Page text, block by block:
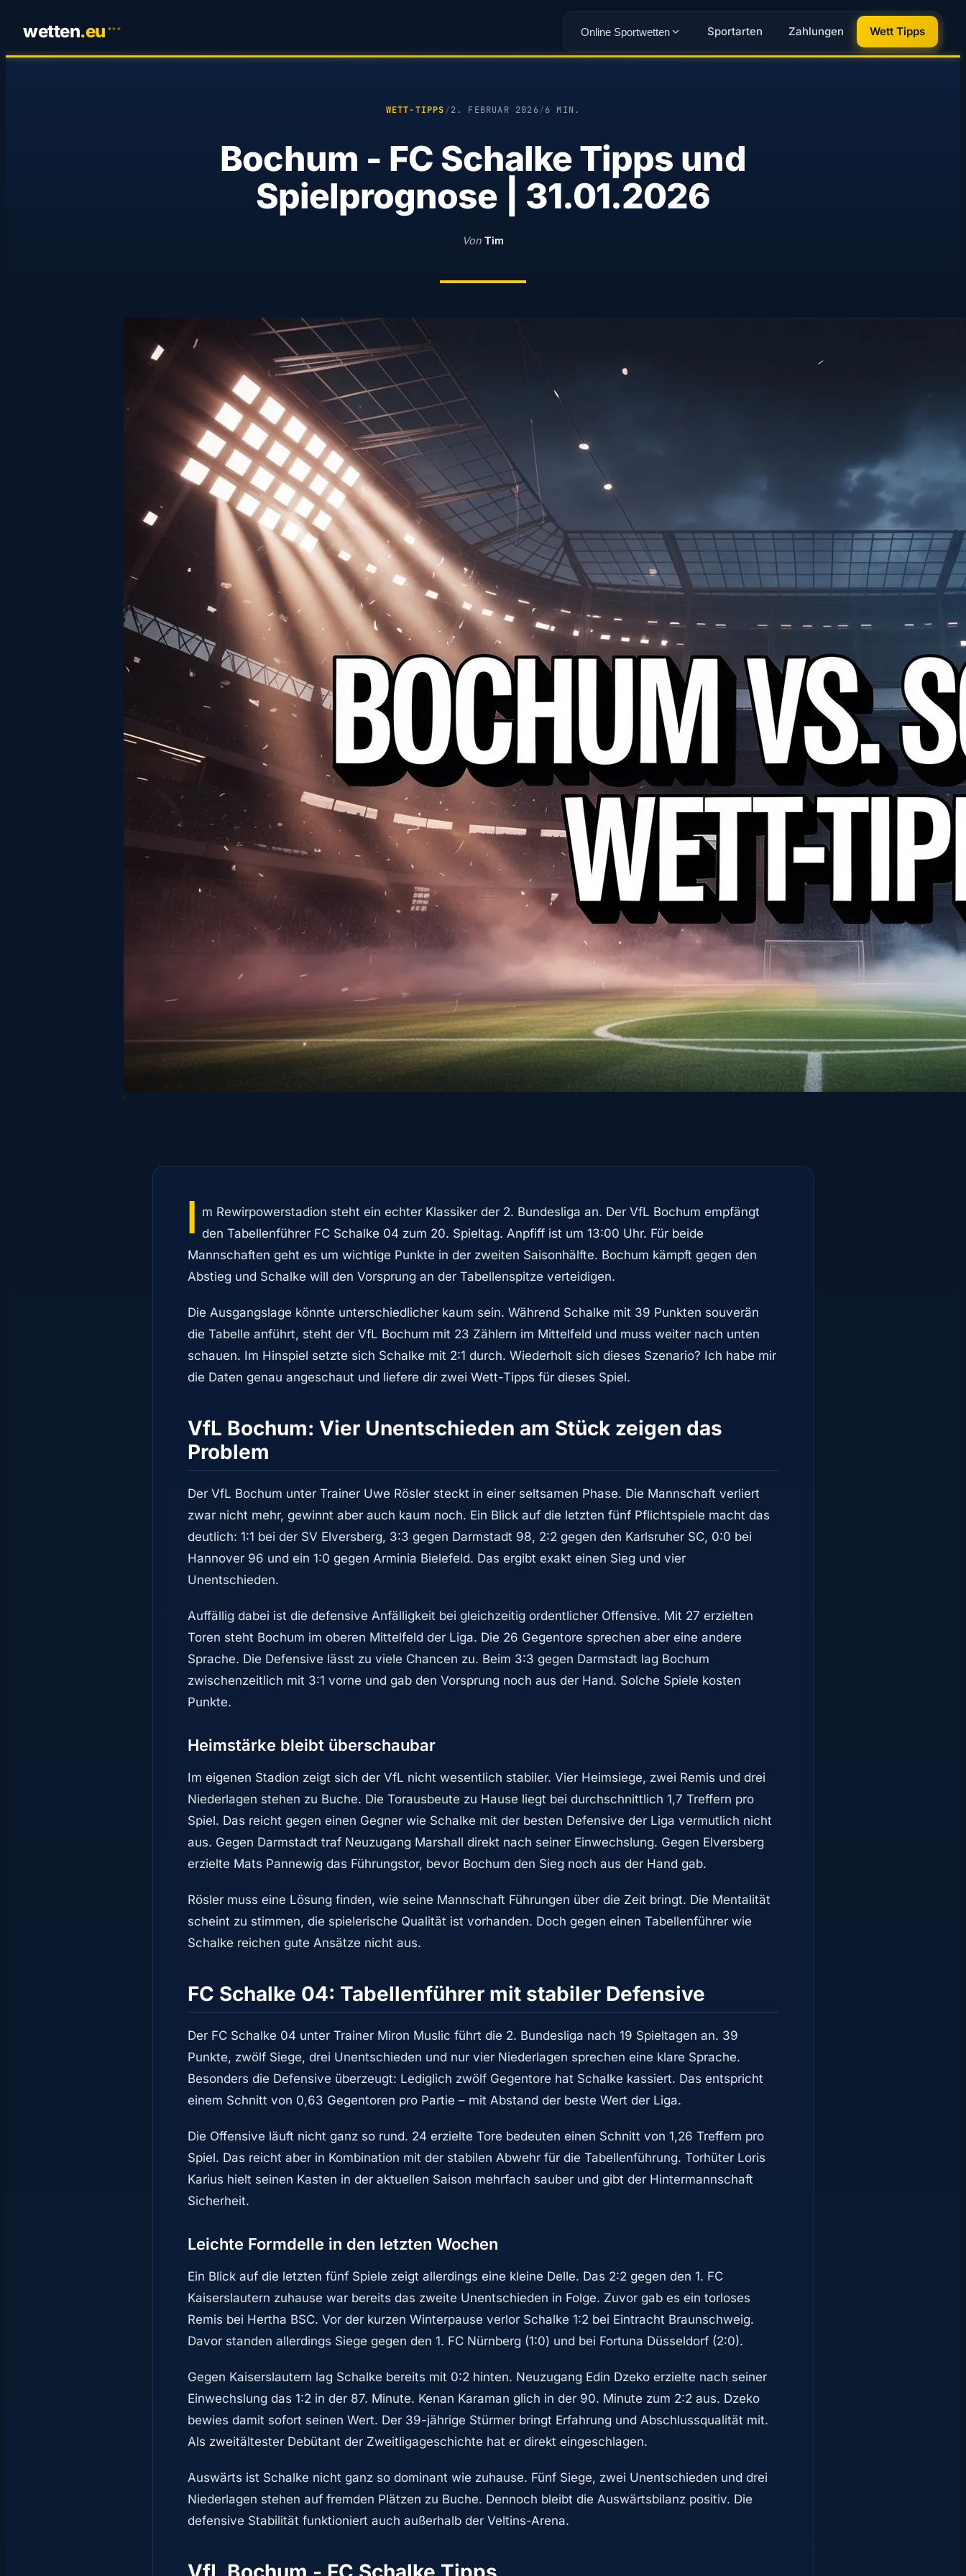
wetten.eu ✦✦ ✦ Online Sportwetten Sportarten Zahlungen Wett Tipps
WETT-TIPPS/2. FEBRUAR 2026/6 MIN.
Bochum - FC Schalke Tipps und
Spielprognose | 31.01.2026
Von Tim
I m Rewirpowerstadion steht ein echter Klassiker der 2. Bundesliga an. Der VfL Bochum empfängt
den Tabellenführer FC Schalke 04 zum 20. Spieltag. Anpfiff ist um 13:00 Uhr. Für beide
Mannschaften geht es um wichtige Punkte in der zweiten Saisonhälfte. Bochum kämpft gegen den
Abstieg und Schalke will den Vorsprung an der Tabellenspitze verteidigen.
Die Ausgangslage könnte unterschiedlicher kaum sein. Während Schalke mit 39 Punkten souverän
die Tabelle anführt, steht der VfL Bochum mit 23 Zählern im Mittelfeld und muss weiter nach unten
schauen. Im Hinspiel setzte sich Schalke mit 2:1 durch. Wiederholt sich dieses Szenario? Ich habe mir
die Daten genau angeschaut und liefere dir zwei Wett-Tipps für dieses Spiel.
VfL Bochum: Vier Unentschieden am Stück zeigen das
Problem
Der VfL Bochum unter Trainer Uwe Rösler steckt in einer seltsamen Phase. Die Mannschaft verliert
zwar nicht mehr, gewinnt aber auch kaum noch. Ein Blick auf die letzten fünf Pflichtspiele macht das
deutlich: 1:1 bei der SV Elversberg, 3:3 gegen Darmstadt 98, 2:2 gegen den Karlsruher SC, 0:0 bei
Hannover 96 und ein 1:0 gegen Arminia Bielefeld. Das ergibt exakt einen Sieg und vier
Unentschieden.
Auffällig dabei ist die defensive Anfälligkeit bei gleichzeitig ordentlicher Offensive. Mit 27 erzielten
Toren steht Bochum im oberen Mittelfeld der Liga. Die 26 Gegentore sprechen aber eine andere
Sprache. Die Defensive lässt zu viele Chancen zu. Beim 3:3 gegen Darmstadt lag Bochum
zwischenzeitlich mit 3:1 vorne und gab den Vorsprung noch aus der Hand. Solche Spiele kosten
Punkte.
Heimstärke bleibt überschaubar
Im eigenen Stadion zeigt sich der VfL nicht wesentlich stabiler. Vier Heimsiege, zwei Remis und drei
Niederlagen stehen zu Buche. Die Torausbeute zu Hause liegt bei durchschnittlich 1,7 Treffern pro
Spiel. Das reicht gegen einen Gegner wie Schalke mit der besten Defensive der Liga vermutlich nicht
aus. Gegen Darmstadt traf Neuzugang Marshall direkt nach seiner Einwechslung. Gegen Elversberg
erzielte Mats Pannewig das Führungstor, bevor Bochum den Sieg noch aus der Hand gab.
Rösler muss eine Lösung finden, wie seine Mannschaft Führungen über die Zeit bringt. Die Mentalität
scheint zu stimmen, die spielerische Qualität ist vorhanden. Doch gegen einen Tabellenführer wie
Schalke reichen gute Ansätze nicht aus.
FC Schalke 04: Tabellenführer mit stabiler Defensive
Der FC Schalke 04 unter Trainer Miron Muslic führt die 2. Bundesliga nach 19 Spieltagen an. 39
Punkte, zwölf Siege, drei Unentschieden und nur vier Niederlagen sprechen eine klare Sprache.
Besonders die Defensive überzeugt: Lediglich zwölf Gegentore hat Schalke kassiert. Das entspricht
einem Schnitt von 0,63 Gegentoren pro Partie – mit Abstand der beste Wert der Liga.
Die Offensive läuft nicht ganz so rund. 24 erzielte Tore bedeuten einen Schnitt von 1,26 Treffern pro
Spiel. Das reicht aber in Kombination mit der stabilen Abwehr für die Tabellenführung. Torhüter Loris
Karius hielt seinen Kasten in der aktuellen Saison mehrfach sauber und gibt der Hintermannschaft
Sicherheit.
Leichte Formdelle in den letzten Wochen
Ein Blick auf die letzten fünf Spiele zeigt allerdings eine kleine Delle. Das 2:2 gegen den 1. FC
Kaiserslautern zuhause war bereits das zweite Unentschieden in Folge. Zuvor gab es ein torloses
Remis bei Hertha BSC. Vor der kurzen Winterpause verlor Schalke 1:2 bei Eintracht Braunschweig.
Davor standen allerdings Siege gegen den 1. FC Nürnberg (1:0) und bei Fortuna Düsseldorf (2:0).
Gegen Kaiserslautern lag Schalke bereits mit 0:2 hinten. Neuzugang Edin Dzeko erzielte nach seiner
Einwechslung das 1:2 in der 87. Minute. Kenan Karaman glich in der 90. Minute zum 2:2 aus. Dzeko
bewies damit sofort seinen Wert. Der 39-jährige Stürmer bringt Erfahrung und Abschlussqualität mit.
Als zweitältester Debütant der Zweitligageschichte hat er direkt eingeschlagen.
Auswärts ist Schalke nicht ganz so dominant wie zuhause. Fünf Siege, zwei Unentschieden und drei
Niederlagen stehen auf fremden Plätzen zu Buche. Dennoch bleibt die Auswärtsbilanz positiv. Die
defensive Stabilität funktioniert auch außerhalb der Veltins-Arena.